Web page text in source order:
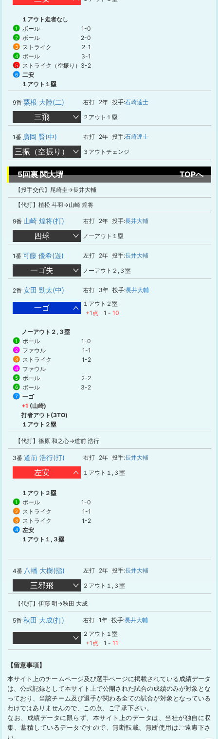
１アウト走者なし
1 ボール 1-0
2 ボール 2-0
3 ストライク 2-1
4 ボール 3-1
5 ストライク（空振り） 3-2
6
二安
１アウト１塁
9番 粟根 大陸(二) 右打 2年 投手:石崎達士
三飛 ２アウト１塁
1番 廣岡 賢(中) 右打 2年 投手:石崎達士
三振（空振り） ３アウトチェンジ
5回裏 関大堺 TOPへ
【投手交代】尾崎圭→長井大輔
【代打】植松 斗羽→山崎 煌将
9番 山崎 煌将(打) 右打 2年 投手:長井大輔
四球 ノーアウト１塁
1番 可藤 優希(遊) 左打 2年 投手:長井大輔
一ゴ失 ノーアウト２,３塁
2番 安田 勁太(中) 右打 3年 投手:長井大輔
一ゴ
１アウト２塁
+1点
1 - 10
ノーアウト２,３塁
1 ボール 1-0
2 ファウル 1-1
3 ストライク 1-2
4 ファウル
5 ボール 2-2
6 ボール 3-2
7
一ゴ
+1 (山崎)
打者アウト(3TO)
１アウト２塁
【代打】篠原 和之心→道前 浩行
3番 道前 浩行(打) 右打 2年 投手:長井大輔
左安 １アウト１,３塁
１アウト２塁
1 ボール 1-0
2 ストライク 1-1
3 ストライク 1-2
4
左安
１アウト１,３塁
4番 八幡 大樹(指) 左打 2年 投手:長井大輔
三邪飛 ２アウト１,３塁
【代打】伊藤 明→秋田 大成
5番 秋田 大成(打) 右打 1年 投手:長井大輔
２アウト１塁
+1点
1 - 11
【留意事項】
本サイト上のチームページ及び選手ページに掲載されている成績データ
は、公式記録として本サイト上で公開された試合の成績のみが対象とな
っており、当該チーム及び選手が関わる全ての試合が対象となっている
わけではありませんので、この点、ご了承下さい。
なお、成績データに限らず、本サイト上のデータは、当社が独自に収
集、蓄積しているデータですので、無断転載、無断使用はご遠慮下さ
い。